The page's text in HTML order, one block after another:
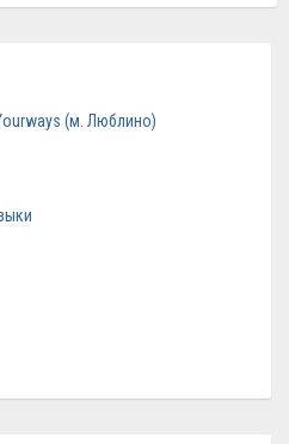
(м. Люблино)